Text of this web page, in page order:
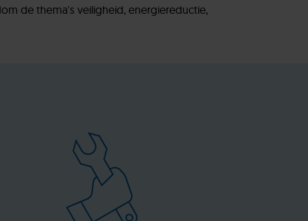
de thema's veiligheid, energiereductie,